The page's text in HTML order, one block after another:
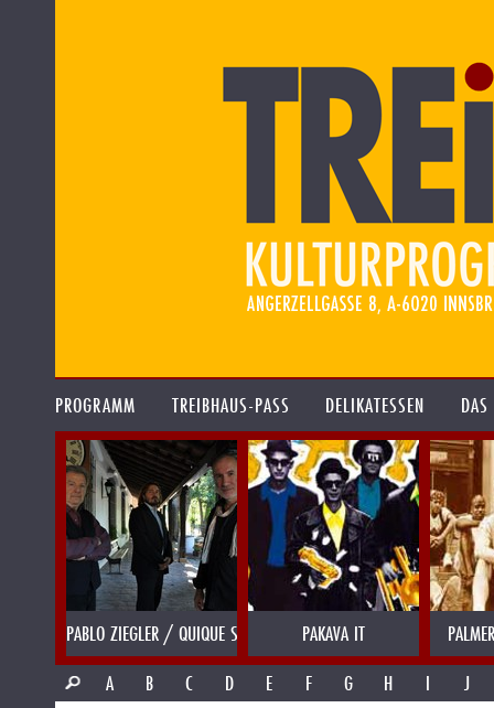
PROGRAMM TREIBHAUS-PASS DELIKATESSEN
PABLO ZIEGLER / QUIQUE SINESI PAKAVA IT
A
B C D E F G H I J